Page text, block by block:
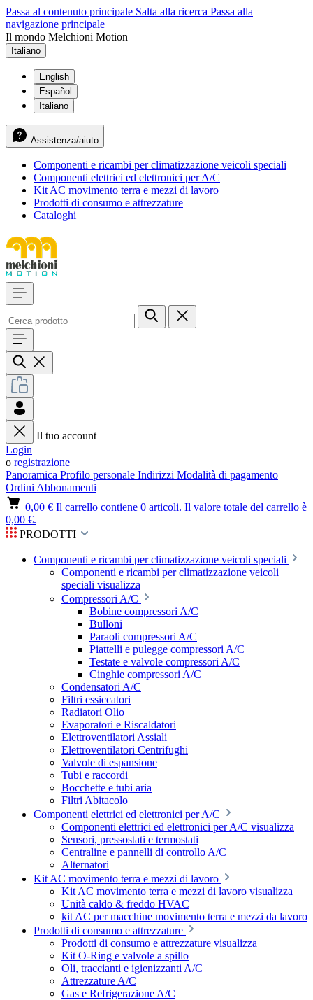
Passa al contenuto principale Salta alla ricerca Passa alla
navigazione principale
Il mondo Melchioni Motion
Italiano
English
Español
Italiano
Assistenza/aiuto
Componenti e ricambi per climatizzazione veicoli speciali
Componenti elettrici ed elettronici per A/C
Kit AC movimento terra e mezzi di lavoro
Prodotti di consumo e attrezzature
Cataloghi
Il tuo account
Login
o registrazione
Panoramica Profilo personale Indirizzi Modalità di pagamento
Ordini Abbonamenti
0,00 € Il carrello contiene 0 articoli. Il valore totale del carrello è
0,00 €.
PRODOTTI
Componenti e ricambi per climatizzazione veicoli speciali
Componenti e ricambi per climatizzazione veicoli
speciali visualizza
Compressori A/C
Bobine compressori A/C
Bulloni
Paraoli compressori A/C
Piattelli e pulegge compressori A/C
Testate e valvole compressori A/C
Cinghie compressori A/C
Condensatori A/C
Filtri essiccatori
Radiatori Olio
Evaporatori e Riscaldatori
Elettroventilatori Assiali
Elettroventilatori Centrifughi
Valvole di espansione
Tubi e raccordi
Bocchette e tubi aria
Filtri Abitacolo
Componenti elettrici ed elettronici per A/C
Componenti elettrici ed elettronici per A/C visualizza
Sensori, pressostati e termostati
Centraline e pannelli di controllo A/C
Alternatori
Kit AC movimento terra e mezzi di lavoro
Kit AC movimento terra e mezzi di lavoro visualizza
Unità caldo & freddo HVAC
kit AC per macchine movimento terra e mezzi da lavoro
Prodotti di consumo e attrezzature
Prodotti di consumo e attrezzature visualizza
Kit O-Ring e valvole a spillo
Oli, traccianti e igienizzanti A/C
Attrezzature A/C
Gas e Refrigerazione A/C